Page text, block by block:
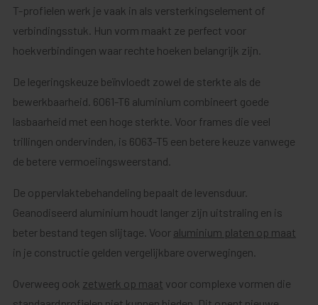
T-profielen werk je vaak in als versterkingselement of
verbindingsstuk. Hun vorm maakt ze perfect voor
hoekverbindingen waar rechte hoeken belangrijk zijn.
De legeringskeuze beïnvloedt zowel de sterkte als de
bewerkbaarheid. 6061-T6 aluminium combineert goede
lasbaarheid met een hoge sterkte. Voor frames die veel
trillingen ondervinden, is 6063-T5 een betere keuze vanwege
de betere vermoeiingsweerstand.
De oppervlaktebehandeling bepaalt de levensduur.
Geanodiseerd aluminium houdt langer zijn uitstraling en is
beter bestand tegen slijtage. Voor aluminium platen op maat
in je constructie gelden vergelijkbare overwegingen.
Overweeg ook zetwerk op maat voor complexe vormen die